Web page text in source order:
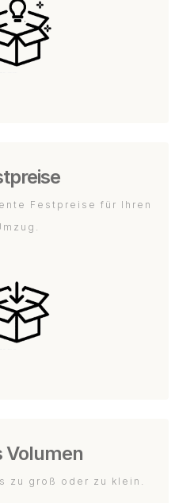
Festpreise für Ihren
Volumen
zu groß oder zu klein.